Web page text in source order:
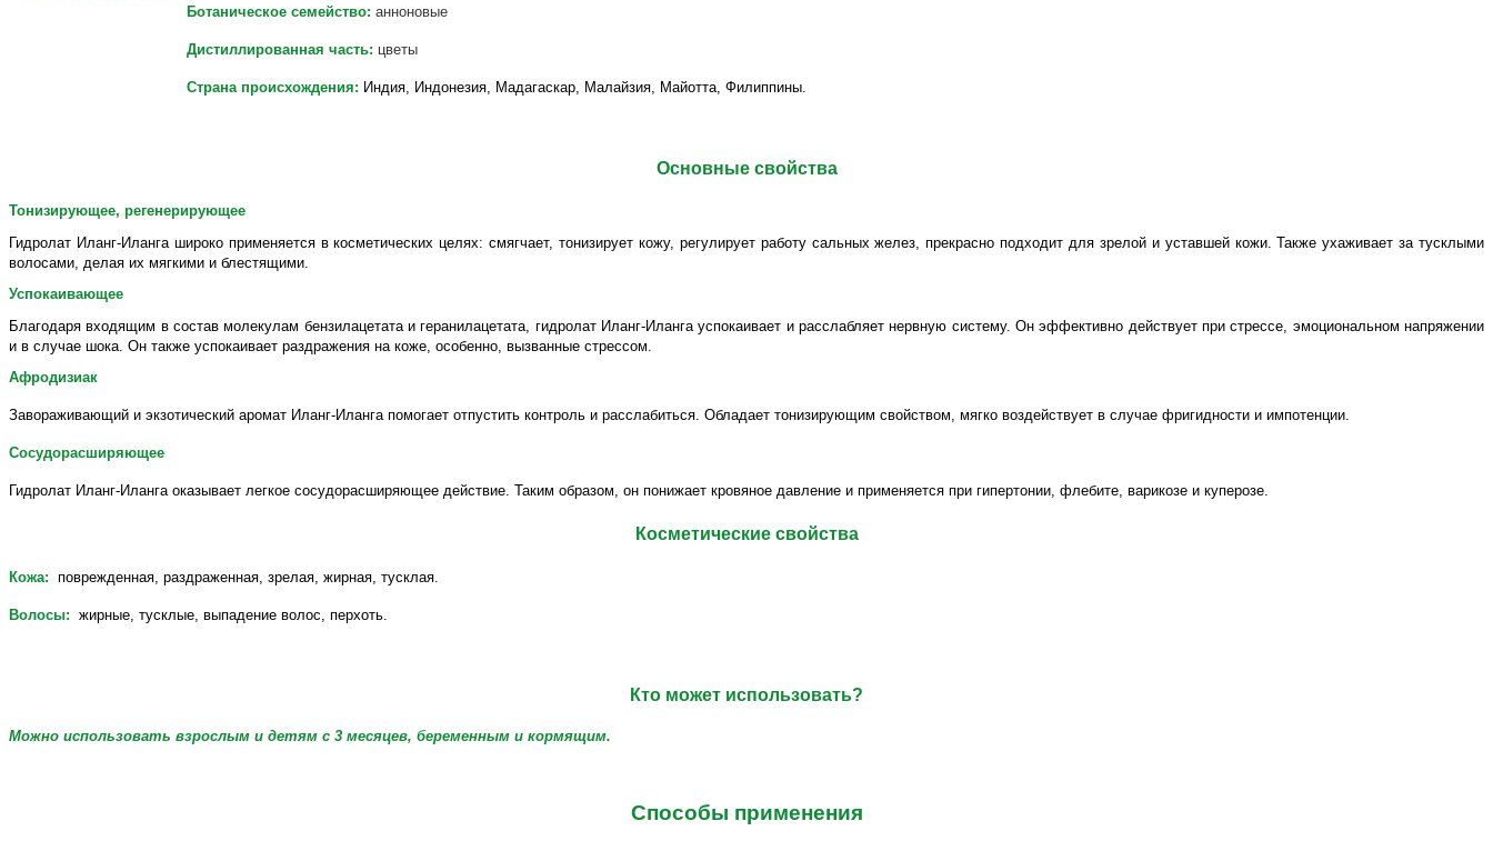
Ботаническое семейство: анноновые
Дистиллированная часть: цветы
Страна происхождения: Индия, Индонезия, Мадагаскар, Малайзия, Майотта, Филиппины.
Основные свойства
Тонизирующее, регенерирующее
Гидролат Иланг-Иланга широко применяется в косметических целях: смягчает, тонизирует кожу, регулирует работу сальных желез, прекрасно подходит для зрелой и уставшей кожи. Также ухаживает за тусклыми
волосами, делая их мягкими и блестящими.
Успокаивающее
Благодаря входящим в состав молекулам бензилацетата и геранилацетата, гидролат Иланг-Иланга успокаивает и расслабляет нервную систему. Он эффективно действует при стрессе, эмоциональном напряжении
и в случае шока. Он также успокаивает раздражения на коже, особенно, вызванные стрессом.
Афродизиак
Завораживающий и экзотический аромат Иланг-Иланга помогает отпустить контроль и расслабиться. Обладает тонизирующим свойством, мягко воздействует в случае фригидности и импотенции.
Сосудорасширяющее
Гидролат Иланг-Иланга оказывает легкое сосудорасширяющее действие. Таким образом, он понижает кровяное давление и применяется при гипертонии, флебите, варикозе и куперозе.
Косметические свойства
Кожа: поврежденная, раздраженная, зрелая, жирная, тусклая.
Волосы: жирные, тусклые, выпадение волос, перхоть.
Кто может использовать?
Можно использовать взрослым и детям с 3 месяцев, беременным и кормящим.
Способы применения